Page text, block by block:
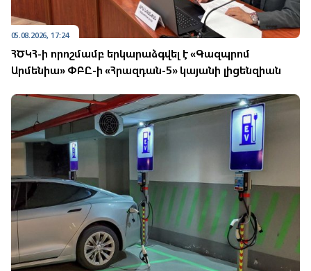
05.08.2026, 17:24
ՀԾԿՀ-ի որոշմամբ երկարաձգվել է «Գազպրոմ
Արմենիա» ՓԲԸ-ի «Հրազդան-5» կայանի լիցենզիան